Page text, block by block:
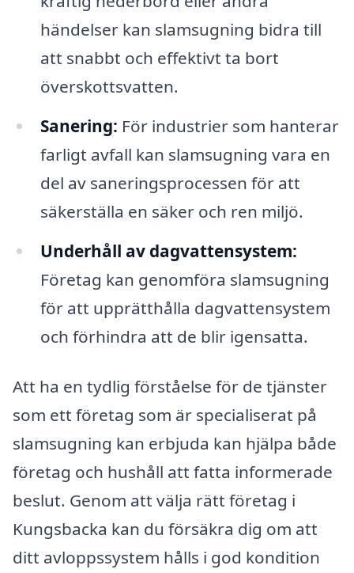
händelser kan slamsugning bidra till
att snabbt och effektivt ta bort
överskottsvatten.
Sanering: För industrier som hanterar
farligt avfall kan slamsugning vara en
del av saneringsprocessen för att
säkerställa en säker och ren miljö.
Underhåll av dagvattensystem:
Företag kan genomföra slamsugning
för att upprätthålla dagvattensystem
och förhindra att de blir igensatta.
Att ha en tydlig förståelse för de tjänster
som ett företag som är specialiserat på
slamsugning kan erbjuda kan hjälpa både
företag och hushåll att fatta informerade
beslut. Genom att välja rätt företag i
Kungsbacka kan du försäkra dig om att
ditt avloppssystem hålls i god kondition